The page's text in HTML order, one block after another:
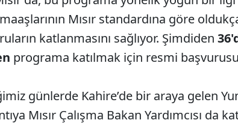
Mısır standardına göre
katlanmasını sağlıyor. Şimdiden
programa katılmak için resmi
günlerde Kahire’de bir araya gelen
Mısır Çalışma Bakan Yardımcısı da